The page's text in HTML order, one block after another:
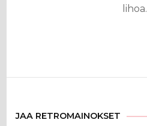
lihoa.
JAA RETROMAINOKSET